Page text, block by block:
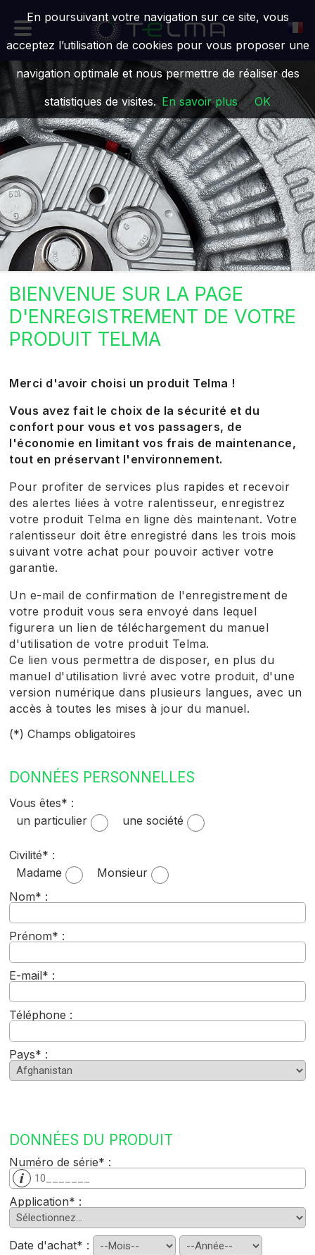
BIENVENUE SUR LA PAGE
D'ENREGISTREMENT DE VOTRE
PRODUIT TELMA
Merci d'avoir choisi un produit Telma !
Vous avez fait le choix de la sécurité et du
confort pour vous et vos passagers, de
l'économie en limitant vos frais de maintenance,
tout en préservant l'environnement.
Pour profiter de services plus rapides et recevoir
des alertes liées à votre ralentisseur, enregistrez
votre produit Telma en ligne dès maintenant. Votre
ralentisseur doit être enregistré dans les trois mois
suivant votre achat pour pouvoir activer votre
garantie.
Un e-mail de confirmation de l'enregistrement de
votre produit vous sera envoyé dans lequel
figurera un lien de téléchargement du manuel
d'utilisation de votre produit Telma.
Ce lien vous permettra de disposer, en plus du
manuel d'utilisation livré avec votre produit, d'une
version numérique dans plusieurs langues, avec un
accès à toutes les mises à jour du manuel.
(*) Champs obligatoires
DONNÉES PERSONNELLES
Vous êtes* :
un particulier
une société
Civilité* :
Madame
Monsieur
Nom* :
Prénom* :
E-mail* :
Téléphone :
Pays* :
DONNÉES DU PRODUIT
Numéro de série* :
Application* :
Date d'achat* :
En poursuivant votre navigation sur ce site, vous
acceptez l’utilisation de cookies pour vous proposer une
navigation optimale et nous permettre de réaliser des
statistiques de visites. En savoir plus OK